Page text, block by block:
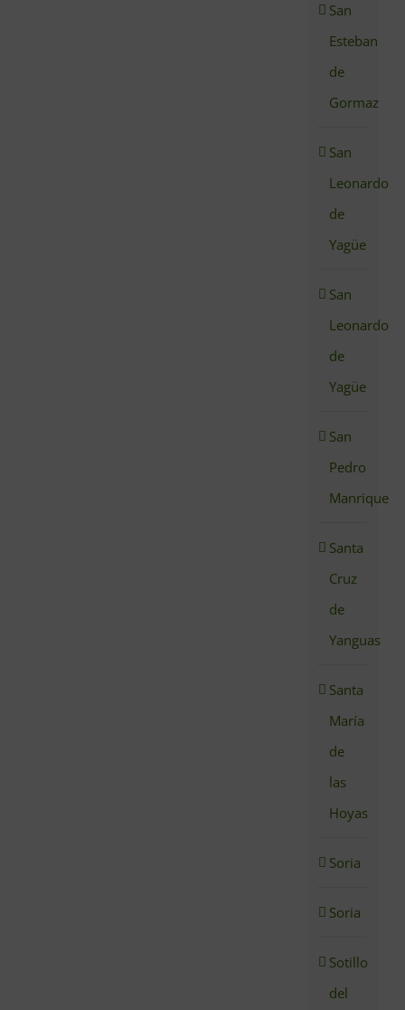
San
Esteban
de
Gormaz
San
Leonardo
de
Yagüe
San
Leonardo
de
Yagüe
San
Pedro
Manrique
Santa
Cruz
de
Yanguas
Santa
María
de
las
Hoyas
Soria
Soria
Sotillo
del